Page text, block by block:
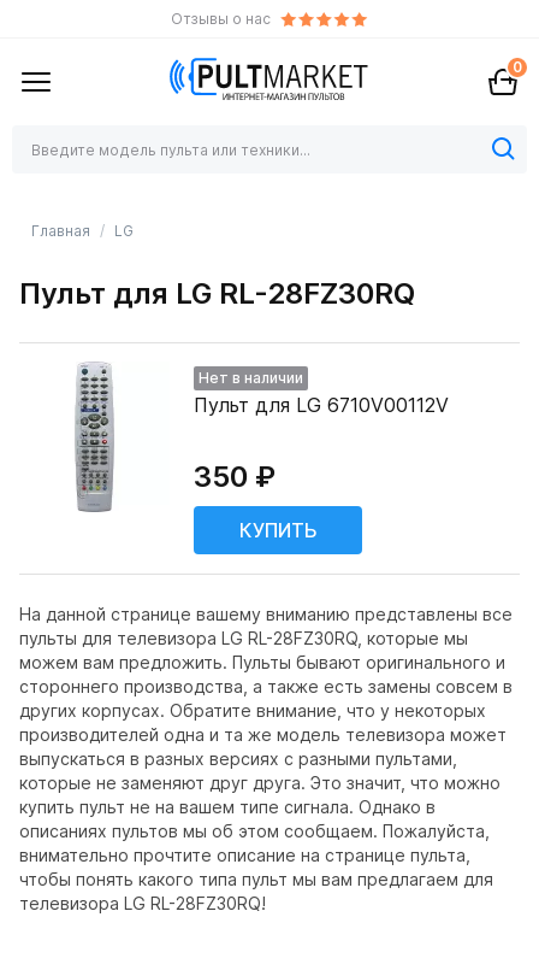
Отзывы о нас
0
Главная LG
Пульт для LG RL-28FZ30RQ
На данной странице вашему вниманию представлены все
пульты для телевизора LG RL-28FZ30RQ, которые мы
можем вам предложить. Пульты бывают оригинального и
стороннего производства, а также есть замены совсем в
других корпусах. Обратите внимание, что у некоторых
производителей одна и та же модель телевизора может
выпускаться в разных версиях с разными пультами,
которые не заменяют друг друга. Это значит, что можно
купить пульт не на вашем типе сигнала. Однако в
описаниях пультов мы об этом сообщаем. Пожалуйста,
внимательно прочтите описание на странице пульта,
чтобы понять какого типа пульт мы вам предлагаем для
телевизора LG RL-28FZ30RQ!
Нет в наличии
Пульт для LG 6710V00112V
350 ₽